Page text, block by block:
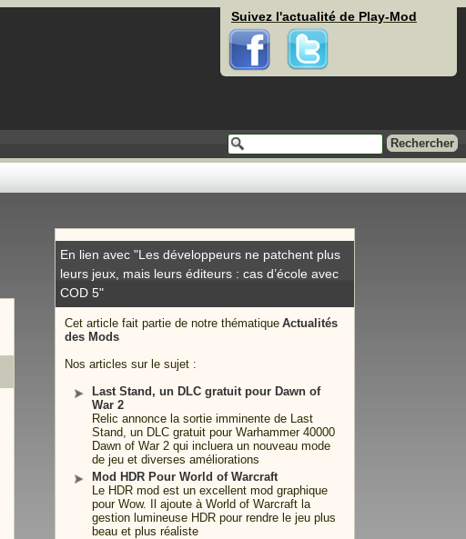
Suivez l'actualité de Play-Mod
Facebook Twitter
En lien avec "Les développeurs ne patchent plus
leurs jeux, mais leurs éditeurs : cas d’école avec
COD 5"
Cet article fait partie de notre thématique Actualités
des Mods
Nos articles sur le sujet :
Last Stand, un DLC gratuit pour Dawn of
War 2
Relic annonce la sortie imminente de Last
Stand, un DLC gratuit pour Warhammer 40000
Dawn of War 2 qui incluera un nouveau mode
de jeu et diverses améliorations
Mod HDR Pour World of Warcraft
Le HDR mod est un excellent mod graphique
pour Wow. Il ajoute à World of Warcraft la
gestion lumineuse HDR pour rendre le jeu plus
beau et plus réaliste